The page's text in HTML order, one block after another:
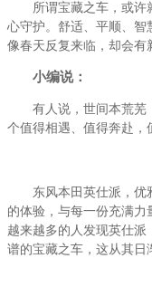
所谓宝藏之车，或许
心守护。舒适、平顺、智
像春天反复来临，却会有
小编说：
有人说，世间本荒芜
个值得相遇、值得奔赴，
东风本田英仕派，优
的体验，与每一份充满力
越来越多的人发现英仕
谱的宝藏之车，这从其日